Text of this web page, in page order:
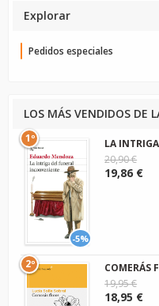
Explorar
Pedidos especiales
LOS MÁS VENDIDOS DE
-5%
1º
LA
20,90 €
19,86 €
2º
COMERÁS
19,95 €
18,95 €